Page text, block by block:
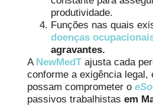
produtividade.
Funções nas quais
doenças
agravantes.
A NewMedT ajusta cada
conforme a exigência legal,
possam comprometer o
passivos trabalhistasem